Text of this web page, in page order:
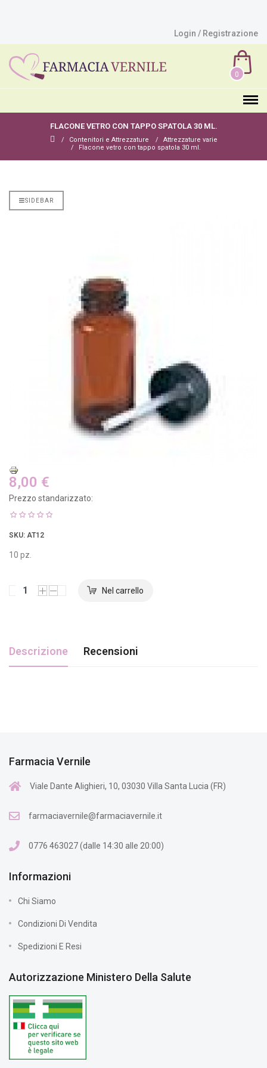
Login / Registrazione
0
FLACONE VETRO CON TAPPO SPATOLA 30 ML.
Contenitori e Attrezzature
Attrezzature varie
Flacone vetro con tappo spatola 30 ml.
SIDEBAR
8,00 €
Prezzo standarizzato:
SKU: AT12
10 pz.
Descrizione Recensioni
Farmacia Vernile
Viale Dante Alighieri, 10, 03030 Villa Santa Lucia (FR)
farmaciavernile@farmaciavernile.it
0776 463027 (dalle 14:30 alle 20:00)
Informazioni
Chi Siamo
Condizioni Di Vendita
Spedizioni E Resi
Autorizzazione Ministero Della Salute